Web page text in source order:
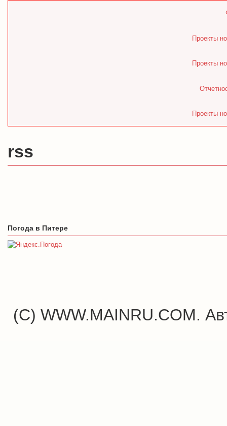
Проекты
Проекты
Проекты
rss
Погода в Питере
(C) WWW.MAINRU.COM.